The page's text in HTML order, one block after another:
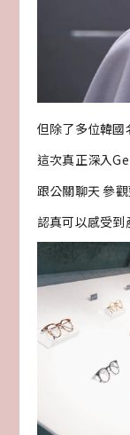
但除了多位韓國
這次真正深入
跟公關聊天 參
認真可以感受